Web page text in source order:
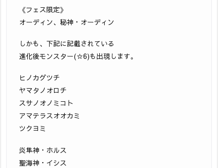
《フェス限定》
オーディン、秘神・オーディン
しかも、下記に記載されている
進化後モンスター(☆6)も出現します。
ヒノカグツチ
ヤマタノオロチ
スサノオノミコト
アマテラスオオカミ
ツクヨミ
炎隼神・ホルス
聖海神・イシス